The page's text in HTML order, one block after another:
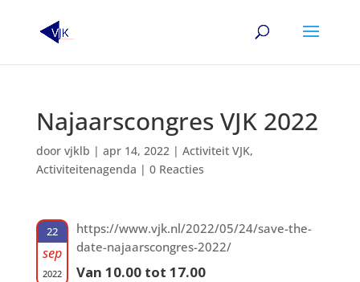
Najaarscongres VJK 2022
door vjklb | apr 14, 2022| Activiteit VJK,
Activiteitenagenda | 0 Reacties
22
sep
2022
https://www.vjk.nl/2022/05/24/save-the-
date-najaarscongres-2022/
Van 10.00 tot 17.00